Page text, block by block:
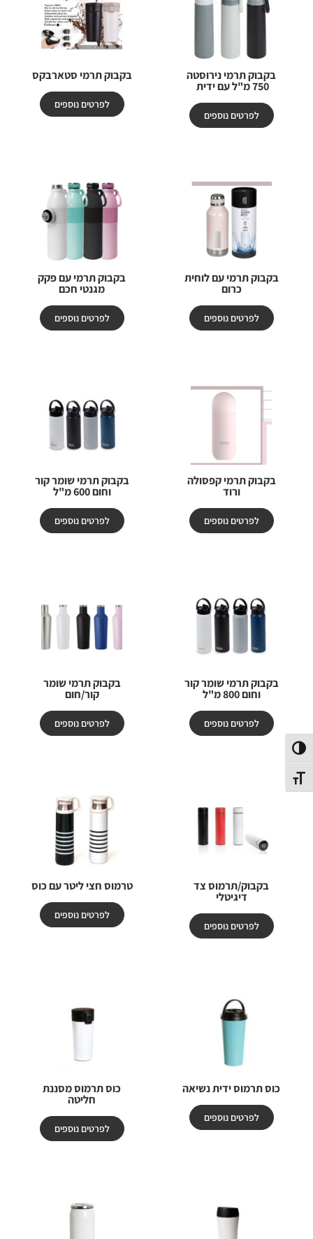
הפעל/כבה ניגודיות גבוהה
מתג גודל גופן
בקבוק תרמי נירוסטה
750 מ"ל עם ידית
לפרטים נוספים
בקבוק תרמי סטארבקס
לפרטים נוספים
בקבוק תרמי עם לוחית
כרום
לפרטים נוספים
בקבוק תרמי עם פקק
מגנטי חכם
לפרטים נוספים
בקבוק תרמי קפסולה
ורוד
לפרטים נוספים
בקבוק תרמי שומר קור
וחום 600 מ"ל
לפרטים נוספים
בקבוק תרמי שומר קור
וחום 800 מ"ל
לפרטים נוספים
בקבוק תרמי שומר
קור/חום
לפרטים נוספים
בקבוק/תרמוס צד
דיגיטלי
לפרטים נוספים
טרמוס חצי ליטר עם כוס
לפרטים נוספים
כוס תרמוס ידית נשיאה
לפרטים נוספים
כוס תרמוס מסננת
חליטה
לפרטים נוספים